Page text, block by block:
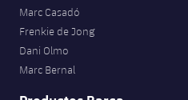
Marc Casadó
Frenkie de Jong
Dani Olmo
Marc Bernal